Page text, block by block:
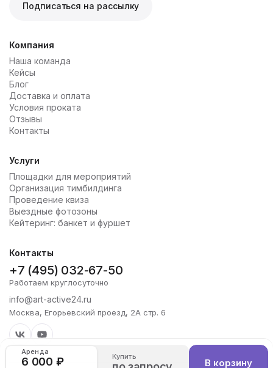
Аренда
6 000 ₽ Купить
В корзину
Подписаться на рассылку
Компания
Наша команда
Кейсы
Блог
Доставка и оплата
Условия проката
Отзывы
Контакты
Услуги
Площадки для мероприятий
Организация тимбилдинга
Проведение квиза
Выездные фотозоны
Кейтеринг: банкет и фуршет
Контакты
+7 (495) 032-67-50
Работаем круглосуточно
info@art-active24.ru
Москва, Егорьевский проезд, 2А стр. 6